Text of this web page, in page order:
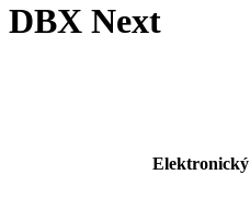
DBX Next
Elektronický